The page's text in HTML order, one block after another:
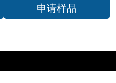
申请样品